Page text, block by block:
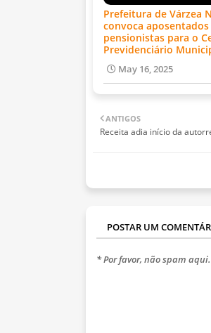
Prefeitura de Várzea
convoca aposentados
pensionistas para o
Previdenciário
May 16, 2025
ANTIGOS
Receita adia início da
POSTAR UM
* Por favor, não spam